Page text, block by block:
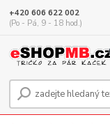
+420 606 622 002
(Po - Pá, 9 - 18 hod.)